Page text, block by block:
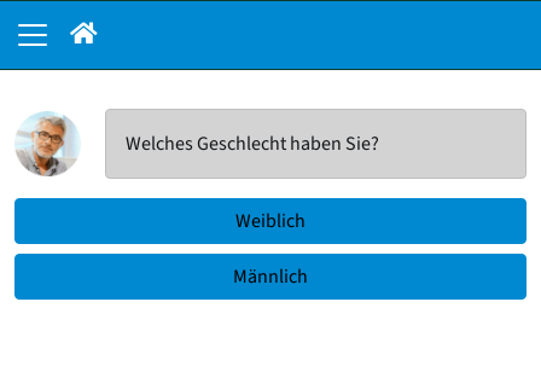
Welches Geschlecht haben Sie?
Weiblich
Männlich